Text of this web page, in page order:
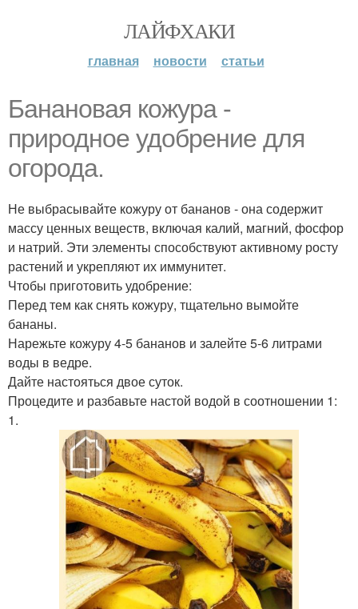
ЛАЙФХАКИ
главная новости статьи
Банановая кожура -
природное удобрение для
огорода.
Не выбрасывайте кожуру от бананов - она содержит
массу ценных веществ, включая калий, магний, фосфор
и натрий. Эти элементы способствуют активному росту
растений и укрепляют их иммунитет.
Чтобы приготовить удобрение:
Перед тем как снять кожуру, тщательно вымойте
бананы.
Нарежьте кожуру 4-5 бананов и залейте 5-6 литрами
воды в ведре.
Дайте настояться двое суток.
Процедите и разбавьте настой водой в соотношении 1:
1.